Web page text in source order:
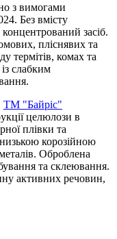
з вимогами
Без вмісту
засіб.
пліснявих та
термітів, комах та
слабким
ТМ "Байріс"
целюлози в
плівки та
корозійною
Оброблена
та склеювання.
активних речовин,